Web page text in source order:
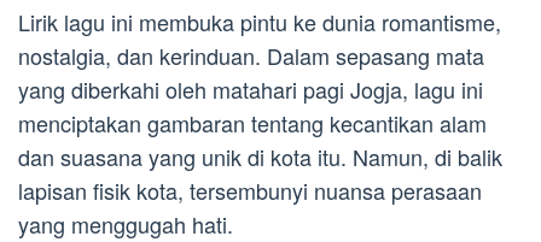
Lirik lagu ini membuka pintu ke dunia romantisme,
nostalgia, dan kerinduan. Dalam sepasang mata
yang diberkahi oleh matahari pagi Jogja, lagu ini
menciptakan gambaran tentang kecantikan alam
dan suasana yang unik di kota itu. Namun, di balik
lapisan fisik kota, tersembunyi nuansa perasaan
yang menggugah hati.